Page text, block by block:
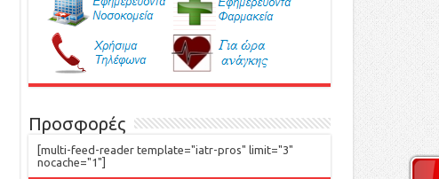
Προσφορές
[multi-feed-reader template="iatr-pros" limit="3"
nocache="1"]